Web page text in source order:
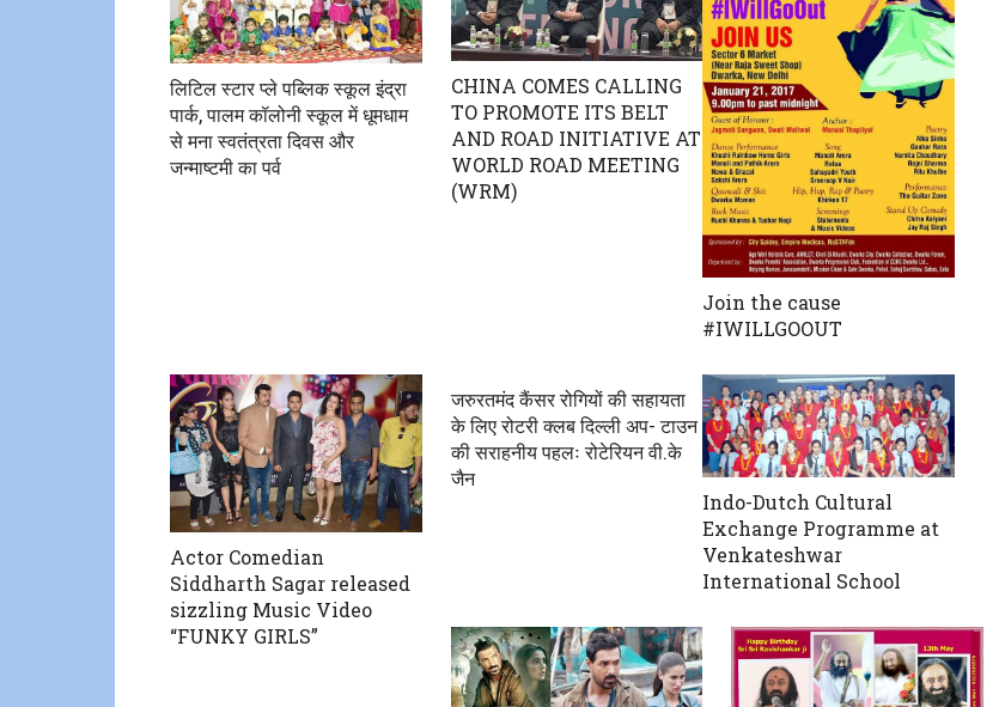
लिटिल स्टार प्ले पब्लिक स्कूल इंद्रा
पार्क, पालम कॉलोनी स्कूल में धूमधाम
से मना स्वतंत्रता दिवस और
जन्माष्टमी का पर्व
CHINA COMES CALLING
TO PROMOTE ITS BELT
AND ROAD INITIATIVE AT
WORLD ROAD MEETING
(WRM)
Join the cause
#IWILLGOOUT
Actor Comedian
Siddharth Sagar released
sizzling Music Video
“FUNKY GIRLS”
जरुरतमंद कैंसर रोगियों की सहायता
के लिए रोटरी क्लब दिल्ली अप- टाउन
की सराहनीय पहलः रोटेरियन वी.के
जैन
Indo-Dutch Cultural
Exchange Programme at
Venkateshwar
International School